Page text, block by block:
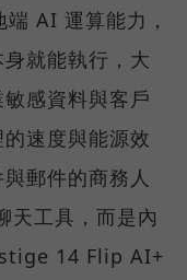
AI 運算能力，
就能執行，大
感資料與客戶
速度與能源效
郵件的商務人
天工具，而是內
14 Flip AI+